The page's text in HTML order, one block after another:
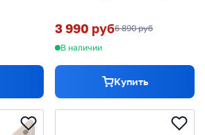
3 990 руб6 890 руб
В наличии
Купить